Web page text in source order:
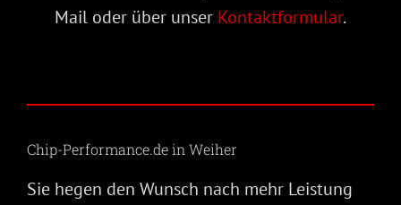
Mail oder über unser Kontaktformular.
Chip-Performance.de in Weiher
Sie hegen den Wunsch nach mehr Leistung